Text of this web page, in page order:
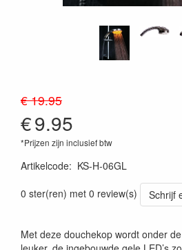
€ 19.95
€9.95
*Prijzen zijn inclusief btw
Artikelcode: KS-H-06GL
0 ster(ren) met 0 review(s)
Schrijf
Met deze douchekop wordt onder